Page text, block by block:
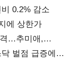
0.2% 감소
에 상한가
…추미애,
벌점 급증에